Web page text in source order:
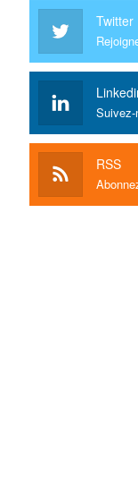
Twitter
RSS